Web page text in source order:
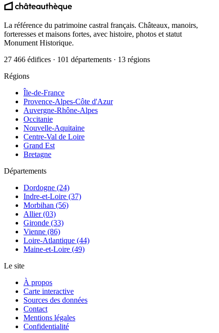
La référence du patrimoine castral français. Châteaux, manoirs,
forteresses et maisons fortes, avec histoire, photos et statut
Monument Historique.
27 466 édifices · 101 départements · 13 régions
Régions
Île-de-France
Provence-Alpes-Côte d'Azur
Auvergne-Rhône-Alpes
Occitanie
Nouvelle-Aquitaine
Centre-Val de Loire
Grand Est
Bretagne
Départements
Dordogne (24)
Indre-et-Loire (37)
Morbihan (56)
Allier (03)
Gironde (33)
Vienne (86)
Loire-Atlantique (44)
Maine-et-Loire (49)
Le site
À propos
Carte interactive
Sources des données
Contact
Mentions légales
Confidentialité